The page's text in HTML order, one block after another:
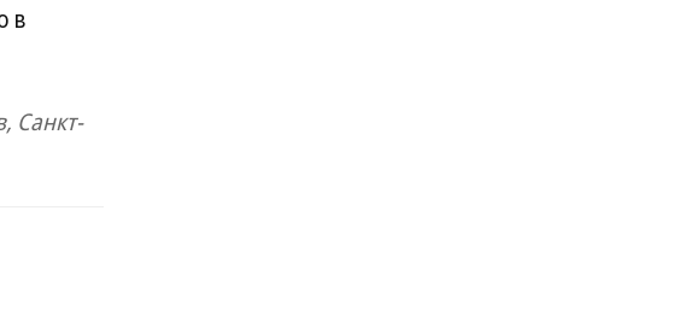
в
Санкт-